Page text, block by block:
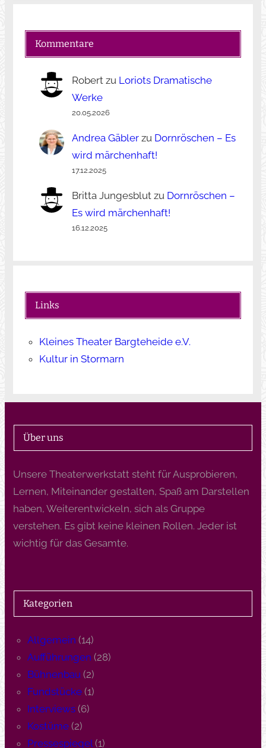
Kommentare
Robertzu Loriots Dramatische
Werke
20.05.2026
Andrea Gäblerzu Dornröschen – Es
wird märchenhaft!
17.12.2025
Britta Jungesblutzu Dornröschen –
Es wird märchenhaft!
16.12.2025
Links
Kleines Theater Bargteheide e.V.
Kultur in Stormarn
Über uns
Unsere Theaterwerkstatt steht für Ausprobieren,
Lernen, Miteinander gestalten, Spaß am Darstellen
haben, Weiterentwickeln, sich als Gruppe
verstehen. Es gibt keine kleinen Rollen. Jeder ist
wichtig für das Gesamte.
Kategorien
Allgemein (14)
Aufführungen (28)
Bühnenbau(2)
Fundstücke(1)
Interviews(6)
Kostüme(2)
Pressespiegel(1)